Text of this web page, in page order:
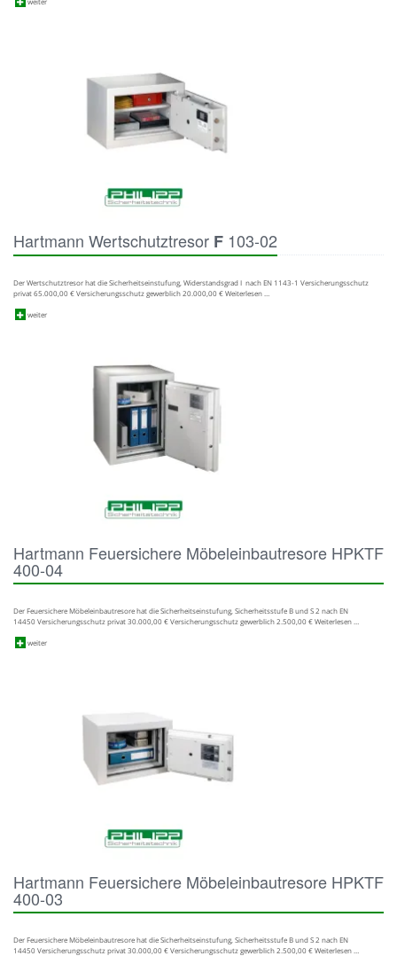
Hartmann Wertschutztresor F 103-02
Der Wertschutztresor hat die Sicherheitseinstufung, Widerstandsgrad I nach EN 1143-1 Versicherungsschutz
privat 65.000,00 € Versicherungsschutz gewerblich 20.000,00 € Weiterlesen …
weiter
Hartmann Feuersichere Möbeleinbautresore HPKTF
400-04
Der Feuersichere Möbeleinbautresore hat die Sicherheitseinstufung, Sicherheitsstufe B und S 2 nach EN
14450 Versicherungsschutz privat 30.000,00 € Versicherungsschutz gewerblich 2.500,00 € Weiterlesen …
weiter
Hartmann Feuersichere Möbeleinbautresore HPKTF
400-03
Der Feuersichere Möbeleinbautresore hat die Sicherheitseinstufung, Sicherheitsstufe B und S 2 nach EN
14450 Versicherungsschutz privat 30.000,00 € Versicherungsschutz gewerblich 2.500,00 € Weiterlesen …